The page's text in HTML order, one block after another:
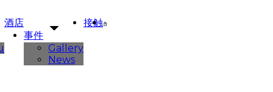
酒店
事件
Gallery
News
接触